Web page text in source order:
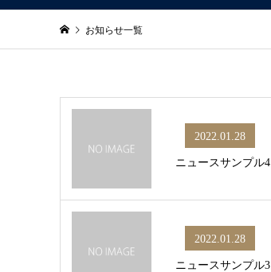
お知らせ一覧
2022.01.28
ニュースサンプル4
2022.01.28
ニュースサンプル3